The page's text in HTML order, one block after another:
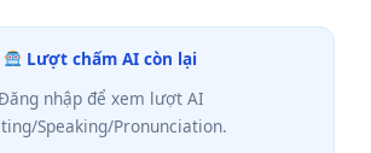
Lượt chấm AI còn lại
nhập để xem lượt AI
Speaking/Pronunciation.